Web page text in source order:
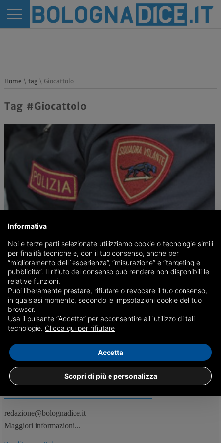
Home \ tag\ Giocattolo
Tag #Giocattolo
Ordinano delle pizze per rapinare il fattorino:
arrestati
Il cambio dell'ordine e la richiesta di portare denaro contante per il
resto hanno insospettito il gestore della pizzeria, che ha allertato le
forze dell'ordine
06/09 Bologna, Cronaca
REDAZIONE
redazione@bolognadice.it
Maggiori informazioni...
Feed RSS
Informativa
Noi e terze parti selezionate utilizziamo cookie o tecnologie simili
per finalità tecniche e, con il tuo consenso, anche per
“miglioramento dell`esperienza”, “misurazione” e “targeting e
pubblicità”. Il rifiuto del consenso può rendere non disponibili le
relative funzioni.
Puoi liberamente prestare, rifiutare o revocare il tuo consenso,
in qualsiasi momento, secondo le impsotazioni cookie del tuo
browser.
Usa il pulsante “Accetta” per acconsentire all`utilizzo di tali
tecnologie. Clicca qui per rifiutare
Scopri di più e personalizza
Accetta